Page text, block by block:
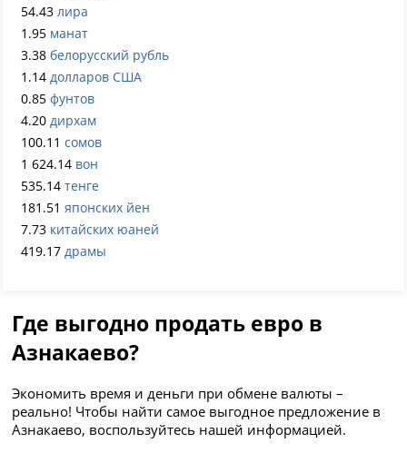
54.43лира
1.95 манат
3.38белорусский рубль
1.14долларов США
0.85фунтов
4.20дирхам
100.11сомов
1 624.14 вон
535.14тенге
181.51японских йен
7.73 китайских юаней
419.17драмы
Где выгодно продать евро в
Азнакаево?
Экономить время и деньги при обмене валюты –
реально! Чтобы найти самое выгодное предложение в
Азнакаево, воспользуйтесь нашей информацией.